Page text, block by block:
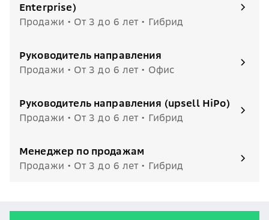
Enterprise)
Продажи • От 3 до 6 лет • Гибрид
Руководитель направления
Продажи • От 3 до 6 лет • Офис
Руководитель направления (upsell HiPo)
Продажи • От 3 до 6 лет • Гибрид
Менеджер по продажам
Продажи • От 3 до 6 лет • Гибрид